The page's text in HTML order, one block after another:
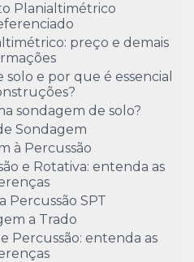
Planialtimétrico
preço e demais
e por que é essencial
sondagem de solo?
Sondagem
à Percussão
e Rotativa: entenda as
Percussão SPT
a Trado
Percussão: entenda as